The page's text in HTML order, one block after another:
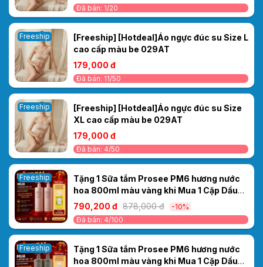
Đã bán: 1/20
Freeship
[Freeship] [Hotdeal]Áo ngực đúc su Size L
cao cấp màu be 029AT
179,000 đ
Đã bán: 11/50
Freeship
[Freeship] [Hotdeal]Áo ngực đúc su Size
XL cao cấp màu be 029AT
179,000 đ
Đã bán: 4/50
Freeship
Tặng 1 Sữa tắm Prosee PM6 hương nước
hoa 800ml màu vàng khi Mua 1 Cặp Dầu
Gội/Xả Ceylanpuree Luxury Aroma
1000ml CS6/CC6 – Phục Hồi & Dưỡng Ẩm
Cho Mái Tóc Mềm Mượt Chuẩn Salon
790,200 đ 878,000 đ
-10%
Đã bán: 4/100
Freeship
Tặng 1 Sữa tắm Prosee PM6 hương nước
hoa 800ml màu vàng khi Mua 1 Cặp Dầu